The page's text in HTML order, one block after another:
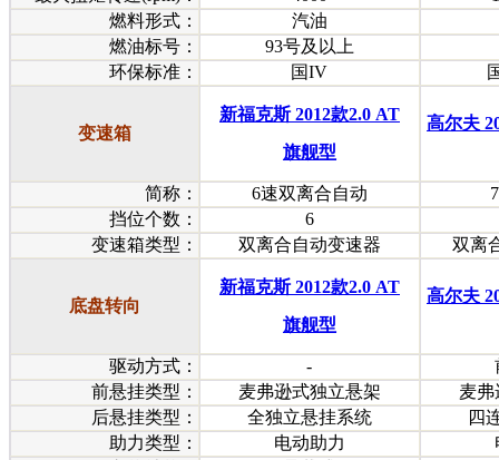
燃料形式：
汽油
燃油标号：
93号及以上
环保标准：
国IV
变速箱
新福克斯 2012款2.0 AT
旗舰型
高尔夫
简称： 6速双离合自动
挡位个数：
6
变速箱类型：
双离合自动变速器 双离
底盘转向
新福克斯 2012款2.0 AT
旗舰型
高尔夫
驱动方式： -
前悬挂类型：
麦弗逊式独立悬架
麦弗
后悬挂类型：
全独立悬挂系统
四
助力类型：
电动助力